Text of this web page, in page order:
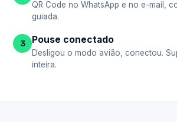
QR Code no WhatsApp e no e-mail,
guiada.
3 Pouse conectado
Desligou o modo avião, conectou.
inteira.